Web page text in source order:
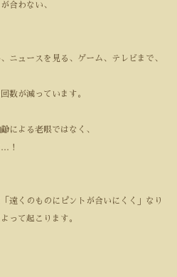
合わない、
ニュースを見る、ゲーム、テレビまで、
数が減っています。
による老眼ではなく、
… ！
遠くのものにピントが合いにくく」なり
って起こります。